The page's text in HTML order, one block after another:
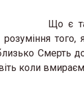
Що є
Смерть
коли